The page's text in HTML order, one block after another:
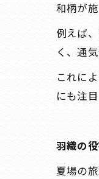
和柄が
例えば
く、通
これに
にも注
羽織の
夏場の